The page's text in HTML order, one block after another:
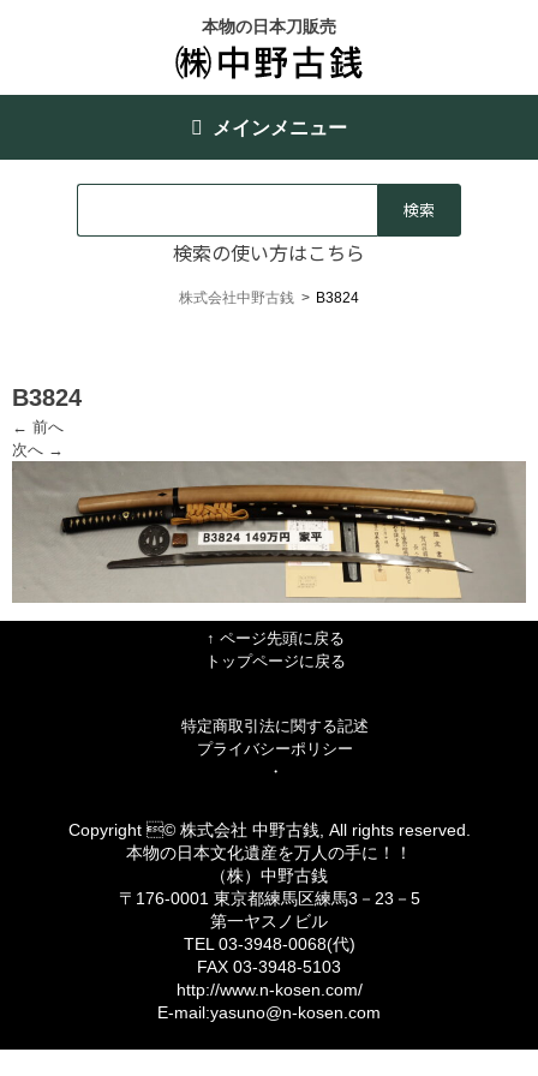
本物の日本刀販売
メインメニュー
検索の使い方はこちら
株式会社中野古銭 > B3824
B3824
← 前へ
次へ →
↑ ページ先頭に戻る
トップページに戻る
特定商取引法に関する記述
プライバシーポリシー
・
Copyright © 株式会社 中野古銭, All rights reserved.
本物の日本文化遺産を万人の手に！！
（株）中野古銭
〒176-0001 東京都練馬区練馬3－23－5
第一ヤスノビル
TEL 03-3948-0068(代)
FAX 03-3948-5103
http://www.n-kosen.com/
E-mail:yasuno@n-kosen.com